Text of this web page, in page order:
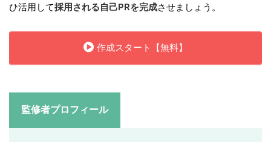
ひ活用して採用される自己PRを完成させましょう。
作成スタート【無料】
監修者プロフィール